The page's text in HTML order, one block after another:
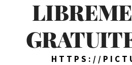
HTTPS://